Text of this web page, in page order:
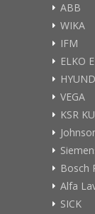
ABB
WIKA
IFM
ELKO
VEGA
KSR
Bosch
Alfa
SICK